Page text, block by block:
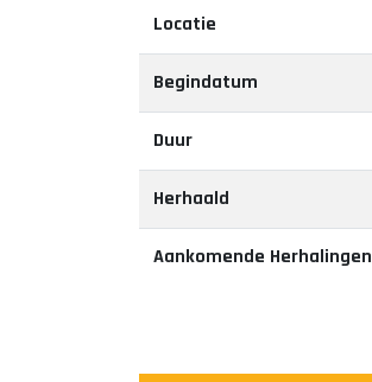
Locatie
Begindatum
Duur
Herhaald
Aankomende Herhalingen